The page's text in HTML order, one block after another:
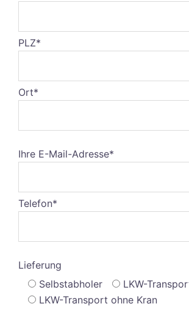
PLZ*
Ort*
Ihre E-Mail-Adresse*
Telefon*
Lieferung
Selbstabholer
LKW-
LKW-Transport ohne Kran